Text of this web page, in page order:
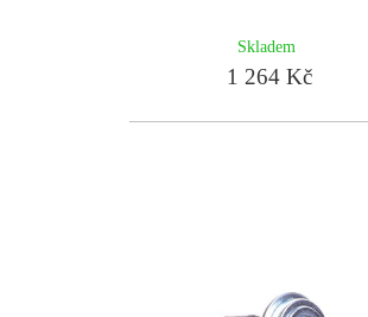
Skladem
1 264 Kč